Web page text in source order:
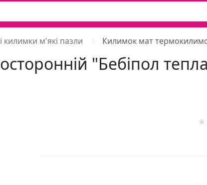
килимки м'які пазли Килимок мат
"Бебіпол